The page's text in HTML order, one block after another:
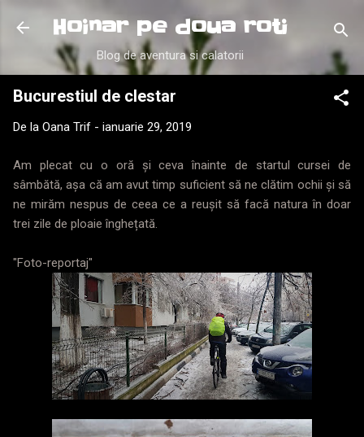
Treceți la conținutul principal
Hoinar pe doua roti
Blog de aventura si calatorii
Bucurestiul de clestar
De la Oana Trif - ianuarie 29, 2019
Am plecat cu o oră și ceva înainte de startul cursei de
sâmbătă, așa că am avut timp suficient să ne clătim ochii și să
ne mirăm nespus de ceea ce a reușit să facă natura în doar
trei zile de ploaie înghețată.
"Foto-reportaj"